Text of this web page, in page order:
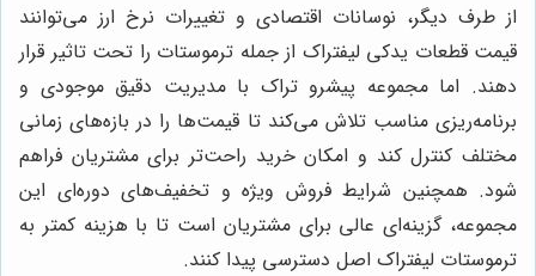
از طرف دیگر، نوسانات اقتصادی و تغییرات نرخ ارز می‌توانند
قیمت قطعات یدکی لیفتراک از جمله ترموستات را تحت تاثیر قرار
دهند. اما مجموعه پیشرو تراک با مدیریت دقیق موجودی و
برنامه‌ریزی مناسب تلاش می‌کند تا قیمت‌ها را در بازه‌های زمانی
مختلف کنترل کند و امکان خرید راحت‌تر برای مشتریان فراهم
شود. همچنین شرایط فروش ویژه و تخفیف‌های دوره‌ای این
مجموعه، گزینه‌ای عالی برای مشتریان است تا با هزینه کمتر به
ترموستات لیفتراک اصل دسترسی پیدا کنند.